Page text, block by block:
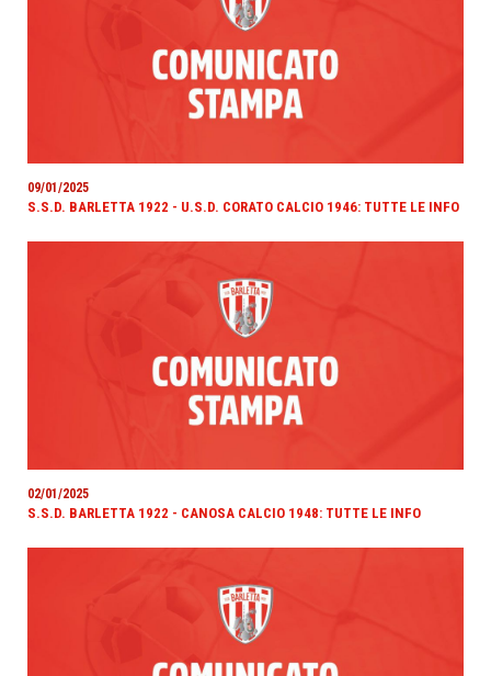
09/01/2025
S.S.D. BARLETTA 1922 - U.S.D. CORATO CALCIO 1946: TUTTE LE INFO
02/01/2025
S.S.D. BARLETTA 1922 - CANOSA CALCIO 1948: TUTTE LE INFO